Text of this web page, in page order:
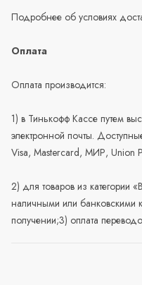
Подробнее об условиях
Оплата
Оплата производится:
1) в Тинькофф Кассе путем
электронной почты.
Visa, Mastercard, МИР, Union
2) для товаров из категории
наличными или банковскими
получении;3) оплата